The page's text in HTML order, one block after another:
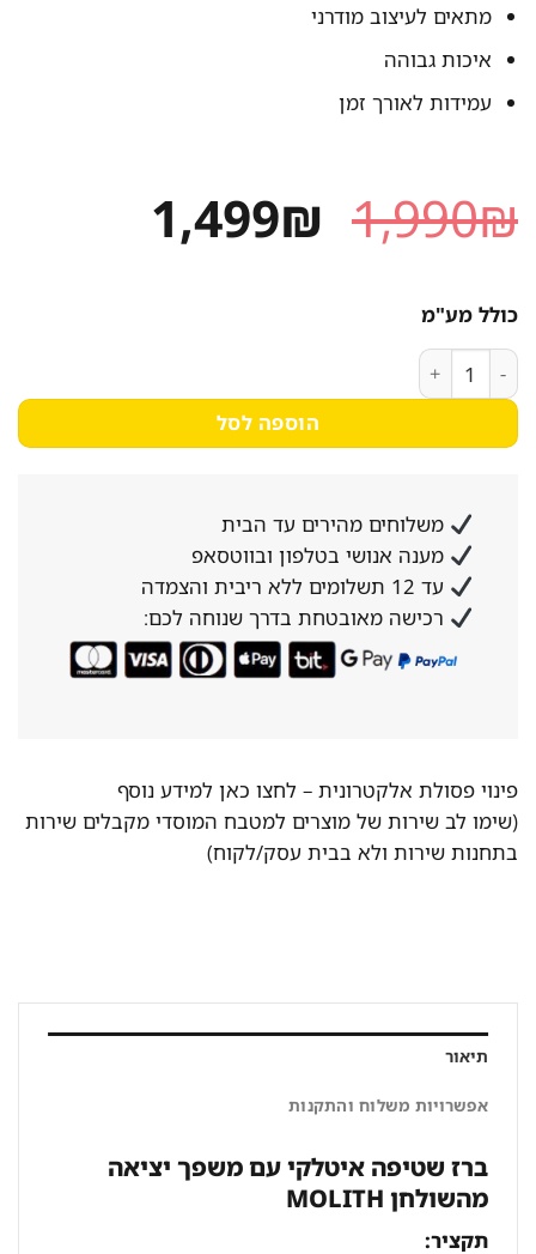
מתאים לעיצוב מודרני
איכות גבוהה
עמידות לאורך זמן
1,990₪ המחיר
המקורי
1,499₪ המחיר
כולל מע"מ
כמות של ברז שטיפה קומפלט איטלקי עם מזלף ושפיכה מהשולחן MONOFORD RUBINETTO למטבח המוסדי
הוספה לסל
משלוחים מהירים עד הבית
מענה אנושי בטלפון ובווטסאפ
עד 12 תשלומים ללא ריבית והצמדה
רכישה מאובטחת בדרך שנוחה לכם:
פינוי פסולת אלקטרונית –לחצו כאן למידע נוסף
(שימו לב שירות של מוצרים למטבח המוסדי מקבלים שירות
בתחנות שירות ולא בבית עסק/לקוח)
תיאור
אפשרויות משלוח והתקנות
ברז שטיפה איטלקי עם משפך יציאה
מהשולחן MOLITH
תקציר: